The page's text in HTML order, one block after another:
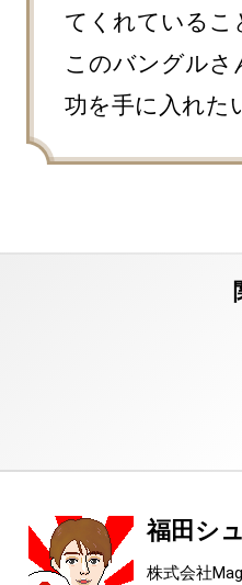
てくれているこ
このバングルさ
功を手に入れた
福田シ
株式会社